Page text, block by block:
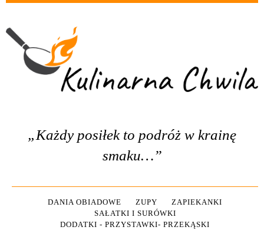
„Każdy posiłek to podróż w krainę
smaku…”
DANIA OBIADOWE ZUPY
ZAPIEKANKI
SAŁATKI I SURÓWKI
DODATKI - PRZYSTAWKI- PRZEKĄSKI